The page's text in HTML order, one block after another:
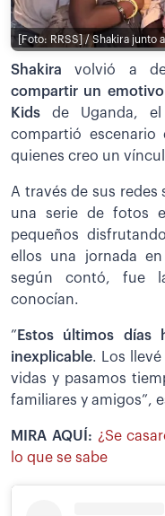
[Foto: RRSS] / Shakira junto
Shakiravolvió a
compartir un
Kids de Uganda,
compartió
quienes creo un
A través de sus redes
una serie de fotos
pequeños
ellos una jornada
según contó, fue
conocían.
” Estos últimos días
inexplicable. Los
vidas y pasamos
familiares y amigos”,
MIRA AQUÍ: ¿Se
lo que se sabe